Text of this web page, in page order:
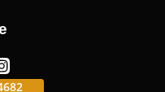
(19)